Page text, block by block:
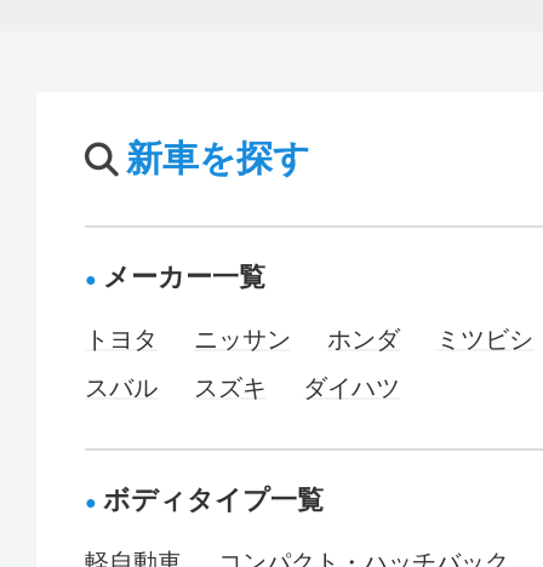
新車を探す
メーカー一覧
トヨタ ニッサン ホンダ
ミツビシ
スバル
スズキ ダイハツ
ボディタイプ一覧